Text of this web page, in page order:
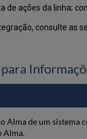
de ações da linha;
consulte as
Alma de um sistema
Alma.